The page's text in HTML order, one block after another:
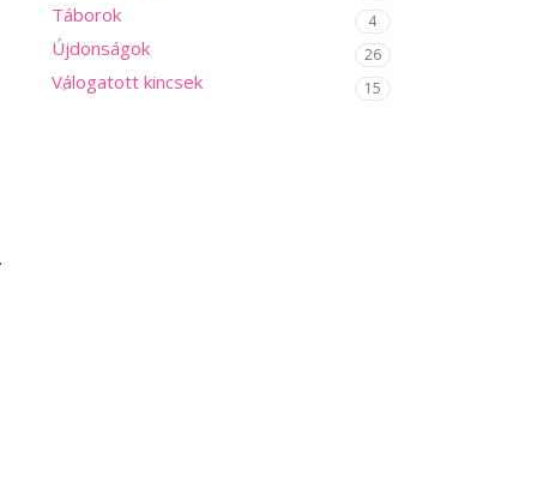
Táborok 4
Újdonságok 26
Válogatott kincsek 15